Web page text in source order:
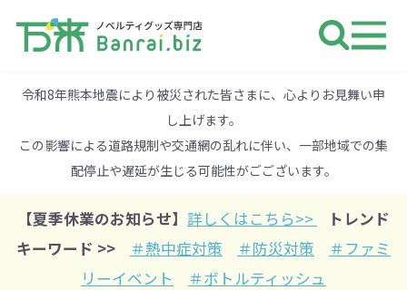
令和8年熊本地震により被災された皆さまに、心よりお見舞い申
し上げます。
この影響による道路規制や交通網の乱れに伴い、一部地域での集
配停止や遅延が生じる可能性がごございます。
【夏季休業のお知らせ】 詳しくはこちら>>
トレンド
キーワード >>
＃熱中症対策 ＃防災対策
＃ファミ
リーイベント
＃ボトルティッシュ